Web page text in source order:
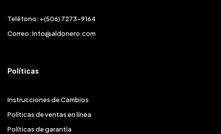
Teléfono: +(506) 7273-9164
Correo:Info@aldonero.com
Políticas
Instrucciones de Cambios
Políticas de ventas en línea
Políticas de garantía